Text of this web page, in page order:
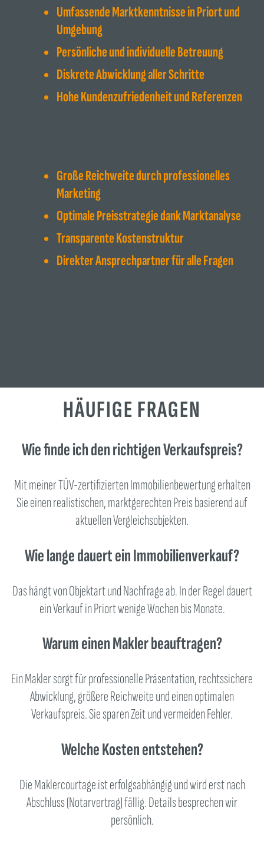
Umfassende Marktkenntnisse in Priort und
Umgebung
Persönliche und individuelle Betreuung
Diskrete Abwicklung aller Schritte
Hohe Kundenzufriedenheit und Referenzen
Große Reichweite durch professionelles
Marketing
Optimale Preisstrategie dank Marktanalyse
Transparente Kostenstruktur
Direkter Ansprechpartner für alle Fragen
HÄUFIGE FRAGEN
Wie finde ich den richtigen Verkaufspreis?
Mit meiner TÜV-zertifizierten Immobilienbewertung erhalten
Sie einen realistischen, marktgerechten Preis basierend auf
aktuellen Vergleichsobjekten.
Wie lange dauert ein Immobilienverkauf?
Das hängt von Objektart und Nachfrage ab. In der Regel dauert
ein Verkauf in Priort wenige Wochen bis Monate.
Warum einen Makler beauftragen?
Ein Makler sorgt für professionelle Präsentation, rechtssichere
Abwicklung, größere Reichweite und einen optimalen
Verkaufspreis. Sie sparen Zeit und vermeiden Fehler.
Welche Kosten entstehen?
Die Maklercourtage ist erfolgsabhängig und wird erst nach
Abschluss (Notarvertrag) fällig. Details besprechen wir
persönlich.